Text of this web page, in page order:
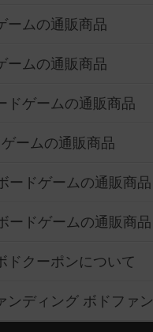
ームの通販商品
ームの通販商品
ドゲームの通販商品
ームの通販商品
ードゲームの通販商品
ードゲームの通販商品
ドクーポンについて
ンディング ボドファン